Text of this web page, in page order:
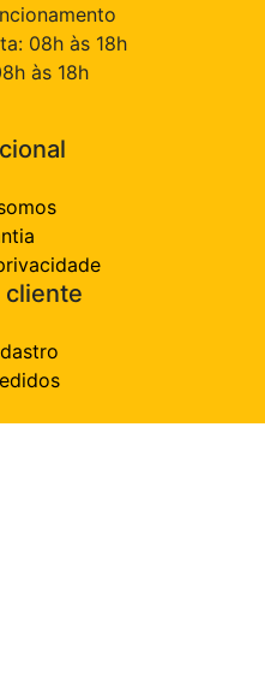
08h às 18h
às 18h
cliente